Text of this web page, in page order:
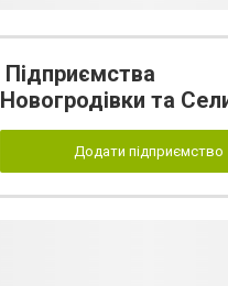
Підприємства
Новогродівки та
Додати підприємство